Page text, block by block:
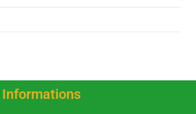
Informations